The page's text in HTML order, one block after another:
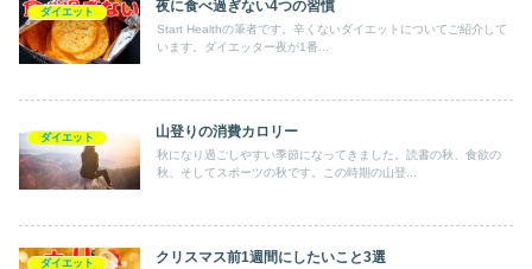
ダイエット 夜に食べ過ぎない4つの習慣
Start Healthの筆者です。辛くないダイエットについてご紹介して
います。ダイエッター夜が1番...
ダイエット 山登りの消費カロリー
秋になり過ごしやすい季節になってきました。読書の秋、食欲の
秋、そしてスポーツの秋です。この時期の山登...
ダイエット クリスマス前1週間にしたいこと3選